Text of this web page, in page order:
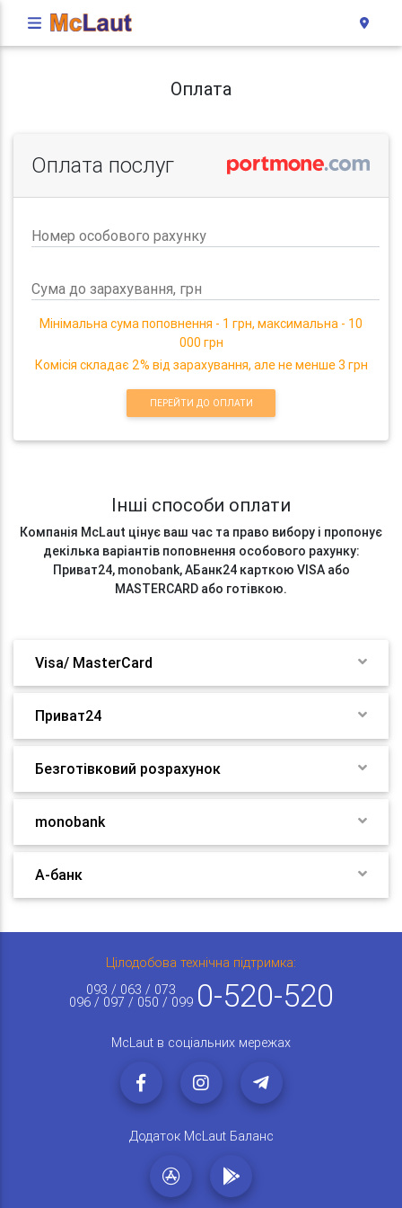
Оплата
Оплата послуг
Номер особового рахунку
Сума до зарахування, грн
Мінімальна сума поповнення - 1 грн, максимальна - 10
000 грн
Комісія складає 2% від зарахування, але не менше 3 грн
ПЕРЕЙТИ ДО ОПЛАТИ
Інші способи оплати
Компанія McLaut цінує ваш час та право вибору і пропонує
декілька варіантів поповнення особового рахунку:
Приват24, monobank, АБанк24 карткою VISA або
MASTERCARD або готівкою.
Visa/ MasterCard
Приват24
Безготівковий розрахунок
monobank
А-банк
Цілодобова технічна підтримка:
093 / 063 / 073
096 / 097 / 050 / 099 0-520-520
McLaut в соціальних мережах
Додаток McLaut Баланс